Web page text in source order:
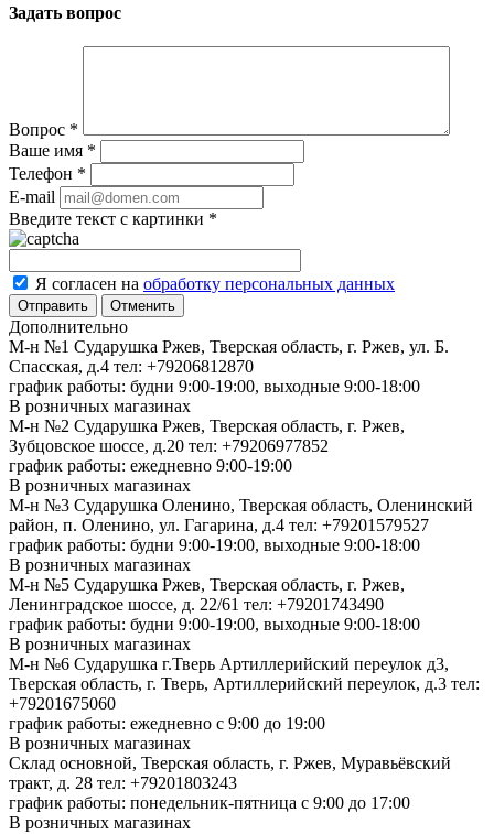
Задать вопрос
Вопрос *
Ваше имя *
Телефон *
E-mail
Введите текст с картинки *
Я согласен на обработку персональных данных
Отменить
Дополнительно
М-н №1 Сударушка Ржев, Тверская область, г. Ржев, ул. Б.
Спасская, д.4 тел: +79206812870
график работы: будни 9:00-19:00, выходные 9:00-18:00
В розничных магазинах
М-н №2 Cударушка Ржев, Тверская область, г. Ржев,
Зубцовское шоссе, д.20 тел: +79206977852
график работы: ежедневно 9:00-19:00
В розничных магазинах
М-н №3 Сударушка Оленино, Тверская область, Оленинский
район, п. Оленино, ул. Гагарина, д.4 тел: +79201579527
график работы: будни 9:00-19:00, выходные 9:00-18:00
В розничных магазинах
М-н №5 Сударушка Ржев, Тверская область, г. Ржев,
Ленинградское шоссе, д. 22/61 тел: +79201743490
график работы: будни 9:00-19:00, выходные 9:00-18:00
В розничных магазинах
М-н №6 Сударушка г.Тверь Артиллерийский переулок д3,
Тверская область, г. Тверь, Артиллерийский переулок, д.3 тел:
+79201675060
график работы: ежедневно с 9:00 до 19:00
В розничных магазинах
Склад основной, Тверская область, г. Ржев, Муравьёвский
тракт, д. 28 тел: +79201803243
график работы: понедельник-пятница с 9:00 до 17:00
В розничных магазинах